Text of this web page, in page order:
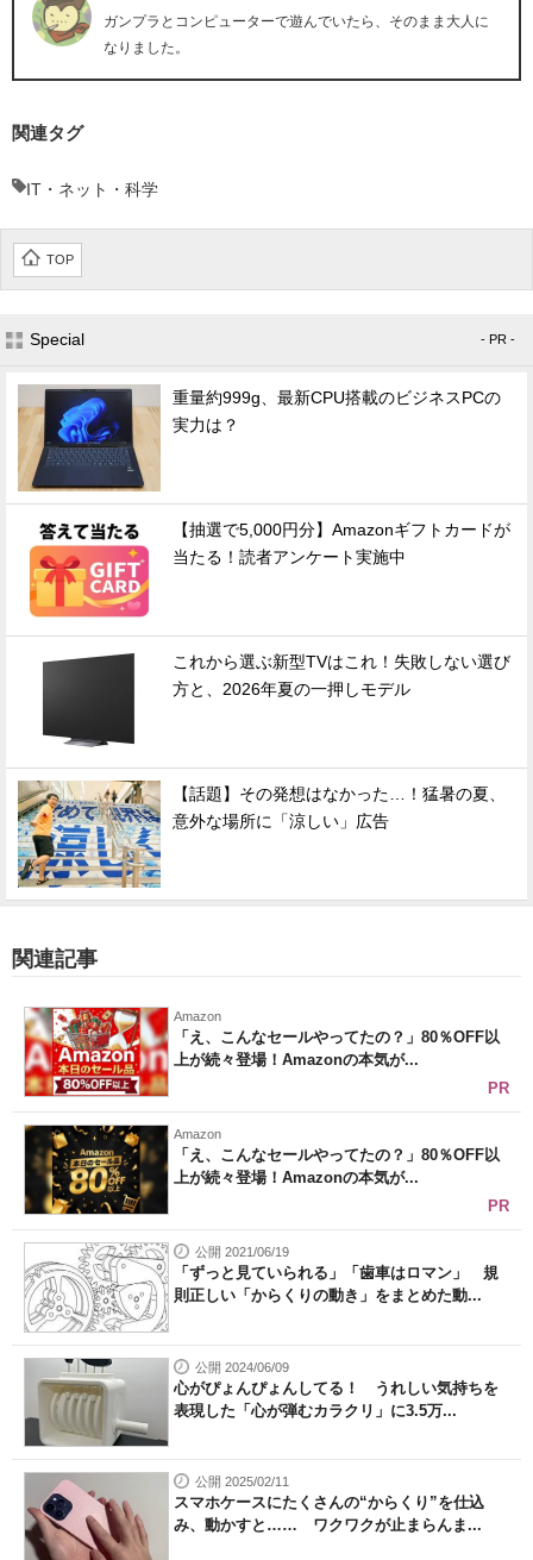
ガンプラとコンピューターで遊んでいたら、そのまま大人に
なりました。
関連タグ
IT・ネット・科学
TOP
Special - PR -
重量約999g、最新CPU搭載のビジネスPCの
実力は？
【抽選で5,000円分】Amazonギフトカードが
当たる！読者アンケート実施中
これから選ぶ新型TVはこれ！失敗しない選び
方と、2026年夏の一押しモデル
【話題】その発想はなかった…！猛暑の夏、
意外な場所に「涼しい」広告
関連記事
Amazon
「え、こんなセールやってたの？」80％OFF以
上が続々登場！Amazonの本気が...
PR
Amazon
「え、こんなセールやってたの？」80％OFF以
上が続々登場！Amazonの本気が...
PR
公開 2021/06/19
「ずっと見ていられる」「歯車はロマン」 規
則正しい「からくりの動き」をまとめた動...
公開 2024/06/09
心がぴょんぴょんしてる！ うれしい気持ちを
表現した「心が弾むカラクリ」に3.5万...
公開 2025/02/11
スマホケースにたくさんの“からくり”を仕込
み、動かすと…… ワクワクが止まらんま...